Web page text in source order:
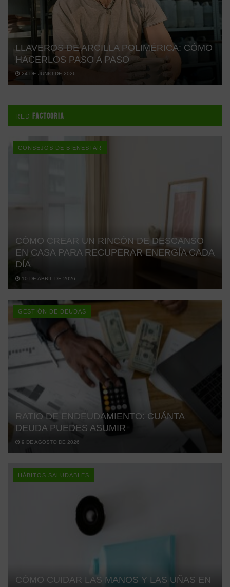
LLAVEROS DE ARCILLA POLIMÉRICA: CÓMO
HACERLOS PASO A PASO
24 DE JUNIO DE 2026
RED FACTOORIA
CONSEJOS DE BIENESTAR
CÓMO CREAR UN RINCÓN DE DESCANSO
EN CASA PARA RECUPERAR ENERGÍA CADA
DÍA
10 DE ABRIL DE 2026
GESTIÓN DE DEUDAS
RATIO DE ENDEUDAMIENTO: CUÁNTA
DEUDA PUEDES ASUMIR
9 DE AGOSTO DE 2026
HÁBITOS SALUDABLES
CÓMO CUIDAR LAS MANOS Y LAS UÑAS EN